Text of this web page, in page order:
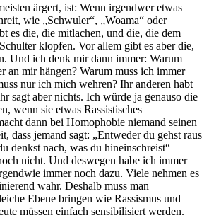
ärgert, ist: Wenn irgendwer etwas
wie „Schwuler“, „Woama“ oder
es die, die mitlachen, und die, die dem
klopfen. Vor allem gibt es aber die,
Und ich denk mir dann immer: Warum
an mir hängen? Warum muss ich immer
nur ich mich wehren? Ihr anderen habt
sagt aber nichts. Ich würde ja genauso die
wenn sie etwas Rassistisches
dann bei Homophobie niemand seinen
dass jemand sagt: „Entweder du gehst raus
denkst nach, was du hineinschreist“ –
nicht. Und deswegen habe ich immer
immer noch dazu. Viele nehmen es
wahr. Deshalb muss man
Ebene bringen wie Rassismus und
müssen einfach sensibilisiert werden.